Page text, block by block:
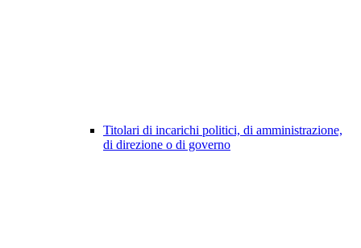
Titolari di incarichi politici, di amministrazione,
di direzione o di governo